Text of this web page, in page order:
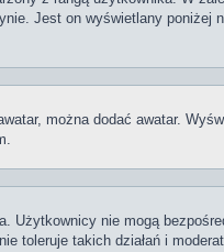
Jest on wyświetlany poniżej
można dodać awatar.
Użytkownicy nie mogą
toleruje takich działań i